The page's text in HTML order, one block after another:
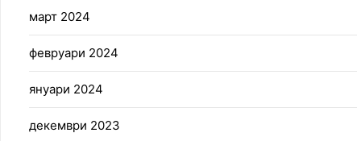
март 2024
февруари 2024
януари 2024
декември 2023